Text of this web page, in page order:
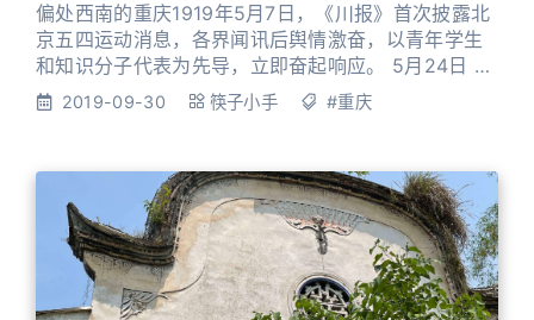
偏处西南的重庆1919年5月7日，《川报》首次披露北
京五四运动消息，各界闻讯后舆情激奋，以青年学生
和知识分子代表为先导，立即奋起响应。 5月24日 川
东学生救国团正式成立，其主办的《川东学生周刊》
在宣传新文化、新思想活动中发挥了重要作用。 9月
学生100余人，来自川东各县。这一年的11月，江津、
巴县、长寿、南充等地青年学生聂荣臻等35人经重庆
留法勤工
2019-09-30 筷子小手 #重庆